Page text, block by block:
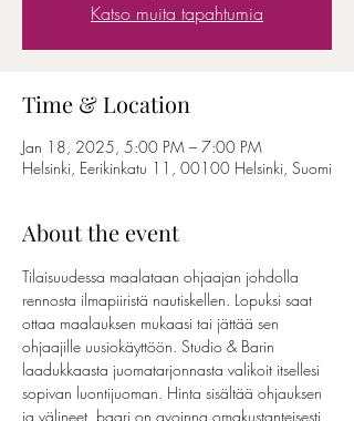
Katso muita tapahtumia
Time & Location
Jan 18, 2025, 5:00 PM – 7:00 PM
Helsinki, Eerikinkatu 11, 00100 Helsinki, Suomi
About the event
Tilaisuudessa maalataan ohjaajan johdolla
rennosta ilmapiiristä nautiskellen. Lopuksi saat
ottaa maalauksen mukaasi tai jättää sen
ohjaajille uusiokäyttöön. Studio & Barin
laadukkaasta juomatarjonnasta valikoit itsellesi
sopivan luontijuoman. Hinta sisältää ohjauksen
ja välineet, baari on avoinna omakustanteisesti.